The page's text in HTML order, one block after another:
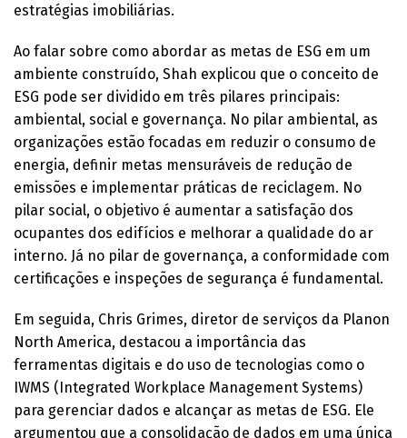
estratégias imobiliárias.
Ao falar sobre como abordar as metas de ESG em um
ambiente construído, Shah explicou que o conceito de
ESG pode ser dividido em três pilares principais:
ambiental, social e governança. No pilar ambiental, as
organizações estão focadas em reduzir o consumo de
energia, definir metas mensuráveis de redução de
emissões e implementar práticas de reciclagem. No
pilar social, o objetivo é aumentar a satisfação dos
ocupantes dos edifícios e melhorar a qualidade do ar
interno. Já no pilar de governança, a conformidade com
certificações e inspeções de segurança é fundamental.
Em seguida, Chris Grimes, diretor de serviços da Planon
North America, destacou a importância das
ferramentas digitais e do uso de tecnologias como o
IWMS (Integrated Workplace Management Systems)
para gerenciar dados e alcançar as metas de ESG. Ele
argumentou que a consolidação de dados em uma única